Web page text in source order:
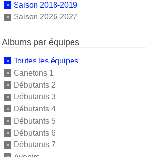
Saison 2018-2019
Saison 2026-2027
Albums par équipes
Toutes les équipes
Canetons 1
Débutants 2
Débutants 3
Débutants 4
Débutants 5
Débutants 6
Débutants 7